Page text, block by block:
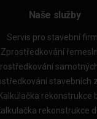
Naše služby
Servis pro stavební
Zprostředkování
stavebních
Kalkulačka rekonstrukce
rekonstrukce